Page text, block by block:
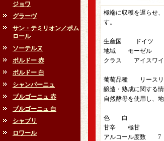
ジョワ
グラーヴ
サン・テミリオン／ポム
ロール
ソーテルヌ
ボルドー 赤
ボルドー 白
シャンパーニュ
ブルゴーニュ 赤
ブルゴーニュ 白
シャブリ
ロワール
極端に収穫を遅らせ
す。
生産国 ドイツ
地域 モーゼル
クラス アイスワイ
葡萄品種 リースリ
醸造・熟成に関する
自然酵母を使用し、
色 白
甘辛 極甘
アルコール度数 7